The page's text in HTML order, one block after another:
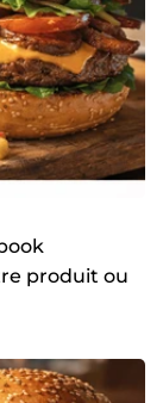
produit ou